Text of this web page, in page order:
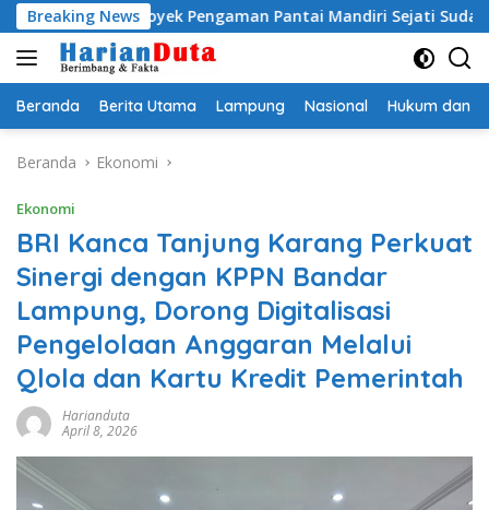
Langsung
ke
konten
Breaking News
Pengaman Pantai Mandiri Sejati Sudah Sesuai
Beranda Berita Utama Lampung Nasional Hukum dan
Beranda Ekonomi
Ekonomi
BRI Kanca Tanjung Karang Perkuat
Sinergi dengan KPPN Bandar
Lampung, Dorong Digitalisasi
Pengelolaan Anggaran Melalui
Qlola dan Kartu Kredit Pemerintah
Harianduta
April 8, 2026